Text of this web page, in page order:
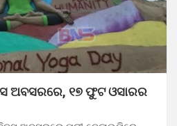
ଅବସରରେ, ୧୭ ଫୁଟ ଓସାରର